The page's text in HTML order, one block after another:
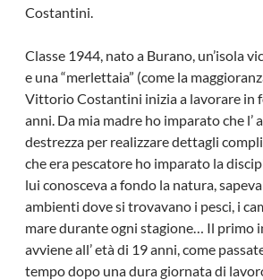
Costantini.
Classe 1944, nato a Burano, un’isola
e una “merlettaia” (come la
Vittorio Costantini inizia a lavorare in
anni. Da mia madre ho imparato che l’
destrezza per realizzare dettagli
che era pescatore ho imparato la
lui conosceva a fondo la natura,
ambienti dove si trovavano i pesci, i
mare durante ogni stagione… Il primo
avviene all’ età di 19 anni, come
tempo dopo una dura giornata di